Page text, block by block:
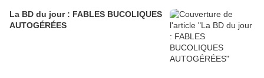
La BD du jour : FABLES BUCOLIQUES
AUTOGÉRÉES